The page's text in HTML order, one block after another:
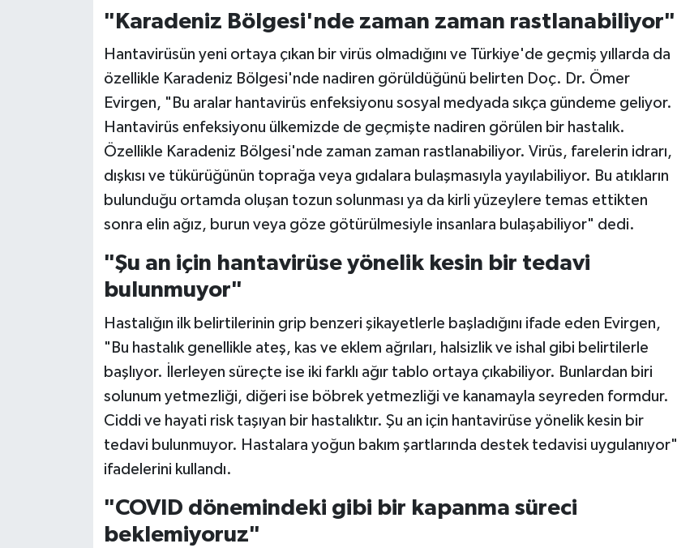
"Karadeniz Bölgesi'nde zaman zaman rastlanabiliyor"
Hantavirüsün yeni ortaya çıkan bir virüs olmadığını ve Türkiye'de geçmiş yıllarda da
özellikle Karadeniz Bölgesi'nde nadiren görüldüğünü belirten Doç. Dr. Ömer
Evirgen, "Bu aralar hantavirüs enfeksiyonu sosyal medyada sıkça gündeme geliyor.
Hantavirüs enfeksiyonu ülkemizde de geçmişte nadiren görülen bir hastalık.
Özellikle Karadeniz Bölgesi'nde zaman zaman rastlanabiliyor. Virüs, farelerin idrarı,
dışkısı ve tükürüğünün toprağa veya gıdalara bulaşmasıyla yayılabiliyor. Bu atıkların
bulunduğu ortamda oluşan tozun solunması ya da kirli yüzeylere temas ettikten
sonra elin ağız, burun veya göze götürülmesiyle insanlara bulaşabiliyor" dedi.
"Şu an için hantavirüse yönelik kesin bir tedavi
bulunmuyor"
Hastalığın ilk belirtilerinin grip benzeri şikayetlerle başladığını ifade eden Evirgen,
"Bu hastalık genellikle ateş, kas ve eklem ağrıları, halsizlik ve ishal gibi belirtilerle
başlıyor. İlerleyen süreçte ise iki farklı ağır tablo ortaya çıkabiliyor. Bunlardan biri
solunum yetmezliği, diğeri ise böbrek yetmezliği ve kanamayla seyreden formdur.
Ciddi ve hayati risk taşıyan bir hastalıktır. Şu an için hantavirüse yönelik kesin bir
tedavi bulunmuyor. Hastalara yoğun bakım şartlarında destek tedavisi uygulanıyor"
ifadelerini kullandı.
"COVID dönemindeki gibi bir kapanma süreci
beklemiyoruz"
Televizyon
Yaşam-Çevre